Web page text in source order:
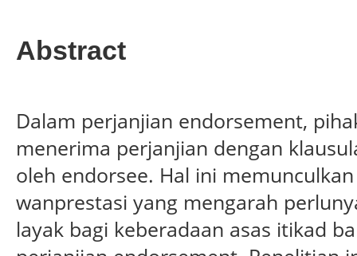
Abstract
Dalam perjanjian endorsement,
menerima perjanjian dengan
oleh endorsee. Hal ini
wanprestasi yang mengarah
layak bagi keberadaan asas itikad